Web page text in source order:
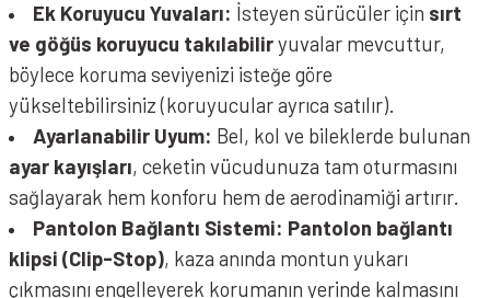
Ek Koruyucu Yuvaları: İsteyen sürücüler için sırt
ve göğüs koruyucu takılabiliryuvalar mevcuttur,
böylece koruma seviyenizi isteğe göre
yükseltebilirsiniz (koruyucular ayrıca satılır).
Ayarlanabilir Uyum: Bel, kol ve bileklerde bulunan
ayar kayışları, ceketin vücudunuza tam oturmasını
sağlayarak hem konforu hem de aerodinamiği artırır.
Pantolon Bağlantı Sistemi: Pantolon bağlantı
klipsi (Clip-Stop), kaza anında montun yukarı
çıkmasını engelleyerek korumanın yerinde kalmasını